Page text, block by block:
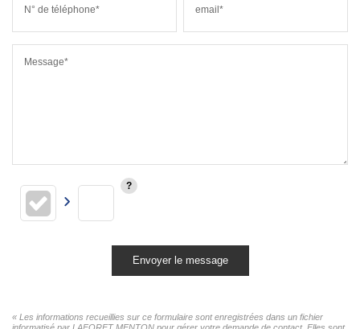
N° de téléphone* email*
Message*
Envoyer le message
« Les informations recueillies sur ce formulaire sont enregistrées dans un fichier
informatisé par LAFORET MENTON pour gérer votre demande de contact. Elles sont